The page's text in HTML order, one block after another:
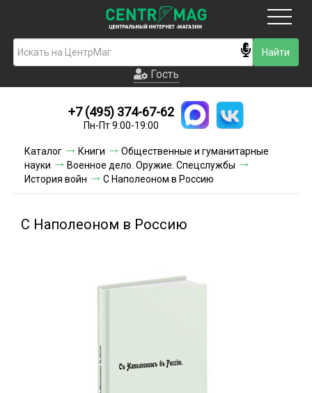
Гость
Новинки
Условия доставки
Условия оплаты
Гость
+7 (495) 374-67-62
Пн-Пт 9:00-19:00
Каталог Книги
Общественные и гуманитарные
науки
Военное дело. Оружие. Спецслужбы
История войн
С Наполеоном в Россию
С Наполеоном в Россию